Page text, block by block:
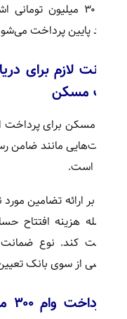
وام ۳۰۰ میلیون تومانی
پایین پرداخت می‌شود.
مسکن
برای پرداخت این
مانند ضامن رسمی،
ارائه تضامین مورد
هزینه افتتاح حساب،
کند. نوع ضمانت
از سوی بانک تعیین